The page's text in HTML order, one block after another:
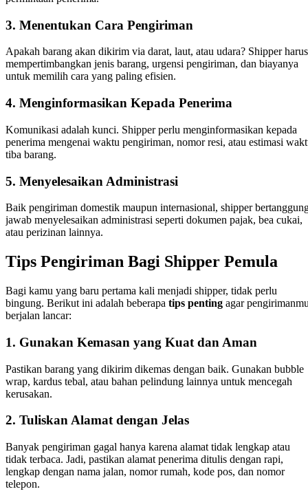
3. Menentukan Cara Pengiriman
Apakah barang akan dikirim via darat, laut, atau udara? Shipper harus
mempertimbangkan jenis barang, urgensi pengiriman, dan biayanya
untuk memilih cara yang paling efisien.
4. Menginformasikan Kepada Penerima
Komunikasi adalah kunci. Shipper perlu menginformasikan kepada
penerima mengenai waktu pengiriman, nomor resi, atau estimasi
tiba barang.
5. Menyelesaikan Administrasi
Baik pengiriman domestik maupun internasional, shipper
jawab menyelesaikan administrasi seperti dokumen pajak, bea cukai,
atau perizinan lainnya.
Tips Pengiriman Bagi Shipper Pemula
Bagi kamu yang baru pertama kali menjadi shipper, tidak perlu
bingung. Berikut ini adalah beberapa tips penting agar
berjalan lancar:
1. Gunakan Kemasan yang Kuat dan Aman
Pastikan barang yang dikirim dikemas dengan baik. Gunakan bubble
wrap, kardus tebal, atau bahan pelindung lainnya untuk mencegah
kerusakan.
2. Tuliskan Alamat dengan Jelas
Banyak pengiriman gagal hanya karena alamat tidak lengkap atau
tidak terbaca. Jadi, pastikan alamat penerima ditulis dengan rapi,
lengkap dengan nama jalan, nomor rumah, kode pos, dan nomor
telepon.